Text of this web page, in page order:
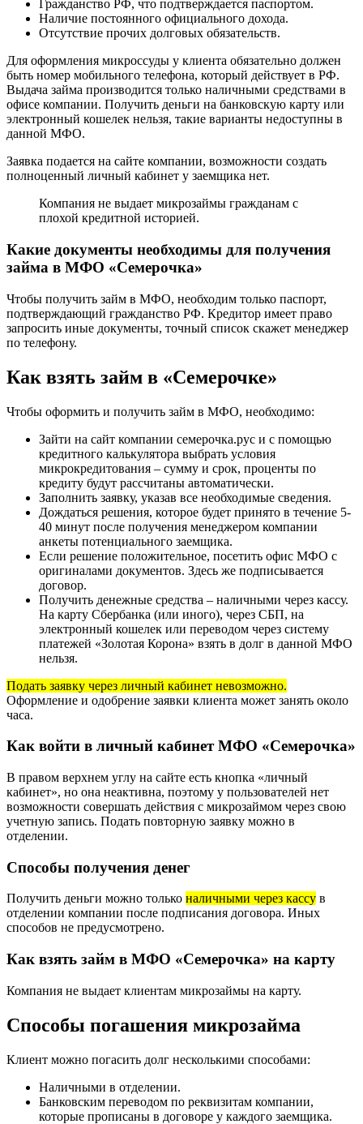
Гражданство РФ, что подтверждается паспортом.
Наличие постоянного официального дохода.
Отсутствие прочих долговых обязательств.
Для оформления микроссуды у клиента обязательно должен
быть номер мобильного телефона, который действует в РФ.
Выдача займа производится только наличными средствами в
офисе компании. Получить деньги на банковскую карту или
электронный кошелек нельзя, такие варианты недоступны в
данной МФО.
Заявка подается на сайте компании, возможности создать
полноценный личный кабинет у заемщика нет.
Компания не выдает микрозаймы гражданам с
плохой кредитной историей.
Какие документы необходимы для получения
займа в МФО «Семерочка»
Чтобы получить займ в МФО, необходим только паспорт,
подтверждающий гражданство РФ. Кредитор имеет право
запросить иные документы, точный список скажет менеджер
по телефону.
Как взять займ в «Семерочке»
Чтобы оформить и получить займ в МФО, необходимо:
Зайти на сайт компании семерочка.рус и с помощью
кредитного калькулятора выбрать условия
микрокредитования – сумму и срок, проценты по
кредиту будут рассчитаны автоматически.
Заполнить заявку, указав все необходимые сведения.
Дождаться решения, которое будет принято в течение 5-
40 минут после получения менеджером компании
анкеты потенциального заемщика.
Если решение положительное, посетить офис МФО с
оригиналами документов. Здесь же подписывается
договор.
Получить денежные средства – наличными через кассу.
На карту Сбербанка (или иного), через СБП, на
электронный кошелек или переводом через систему
платежей «Золотая Корона» взять в долг в данной МФО
нельзя.
Подать заявку через личный кабинет невозможно.
Оформление и одобрение заявки клиента может занять около
часа.
Как войти в личный кабинет МФО «Семерочка»
В правом верхнем углу на сайте есть кнопка «личный
кабинет», но она неактивна, поэтому у пользователей нет
возможности совершать действия с микрозаймом через свою
учетную запись. Подать повторную заявку можно в
отделении.
Способы получения денег
Получить деньги можно только наличными через кассу в
отделении компании после подписания договора. Иных
способов не предусмотрено.
Как взять займ в МФО «Семерочка» на карту
Компания не выдает клиентам микрозаймы на карту.
Способы погашения микрозайма
Клиент можно погасить долг несколькими способами:
Наличными в отделении.
Банковским переводом по реквизитам компании,
которые прописаны в договоре у каждого заемщика.